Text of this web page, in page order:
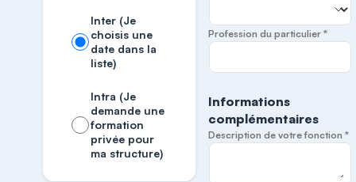
Inter (Je
choisis une
date dans la
liste)
Intra (Je
demande une
formation
privée pour
ma structure)
Profession du particulier *
Informations
complémentaires
Description de votre fonction *